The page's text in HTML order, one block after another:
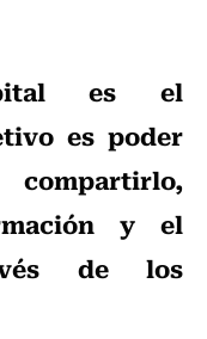
es el
es poder
y el
de los